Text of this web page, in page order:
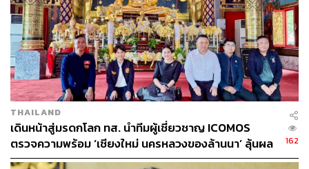
THAILAND
เดินหน้าสู่มรดกโลก ทส. นำทีมผู้เชี่ยวชาญ ICOMOS
ตรวจความพร้อม ‘เชียงใหม่ นครหลวงของล้านนา’ ลุ้นผล
พิจารณาปีหน้า
162